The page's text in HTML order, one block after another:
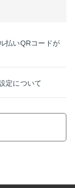
払いQRコードが
定について